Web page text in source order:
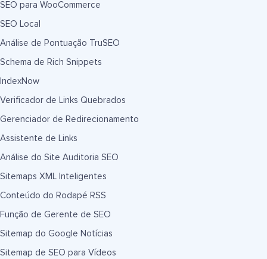
SEO para WooCommerce
SEO Local
Análise de Pontuação TruSEO
Schema de Rich Snippets
IndexNow
Verificador de Links Quebrados
Gerenciador de Redirecionamento
Assistente de Links
Análise do Site Auditoria SEO
Sitemaps XML Inteligentes
Conteúdo do Rodapé RSS
Função de Gerente de SEO
Sitemap do Google Notícias
Sitemap de SEO para Vídeos